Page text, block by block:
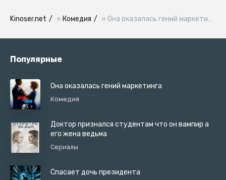
Популярные
Она оказалась гений маркетинга
Комедия
Доктор признался студентам что он вампир а
его жена ведьма
Сериалы
Спасает дочь президента
Kinoser.net » Комедия » Она оказалась гений маркетинга